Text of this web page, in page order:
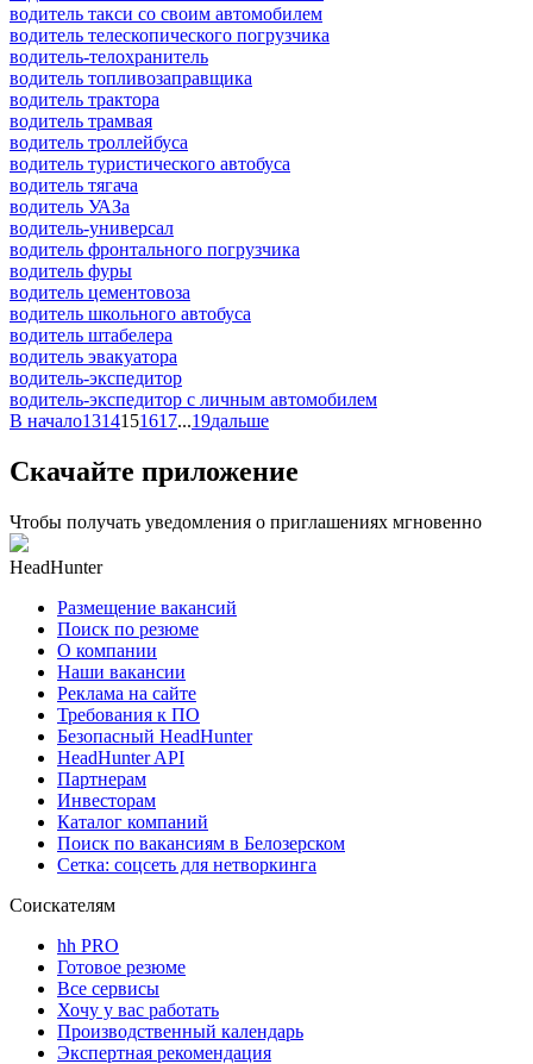
водитель такси со своим автомобилем
водитель телескопического погрузчика
водитель-телохранитель
водитель топливозаправщика
водитель трактора
водитель трамвая
водитель троллейбуса
водитель туристического автобуса
водитель тягача
водитель УАЗа
водитель-универсал
водитель фронтального погрузчика
водитель фуры
водитель цементовоза
водитель школьного автобуса
водитель штабелера
водитель эвакуатора
водитель-экспедитор
водитель-экспедитор c личным автомобилем
В начало1314151617...19дальше
Скачайте приложение
Чтобы получать уведомления о приглашениях мгновенно
HeadHunter
Размещение вакансий
Поиск по резюме
О компании
Наши вакансии
Реклама на сайте
Требования к ПО
Безопасный HeadHunter
HeadHunter API
Партнерам
Инвесторам
Каталог компаний
Поиск по вакансиям в Белозерском
Сетка: соцсеть для нетворкинга
Соискателям
hh PRO
Готовое резюме
Все сервисы
Хочу у вас работать
Производственный календарь
Экспертная рекомендация